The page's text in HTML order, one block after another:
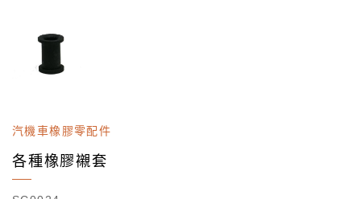
汽機車橡膠零配件
各種橡膠襯套